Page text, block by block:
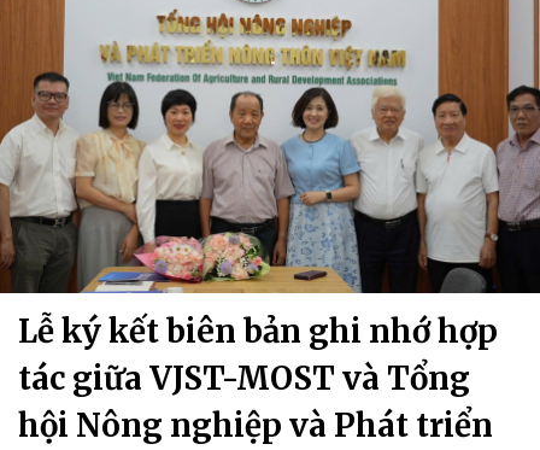
Lễ ký kết biên bản ghi nhớ hợp
tác giữa VJST-MOST và Tổng
hội Nông nghiệp và Phát triển